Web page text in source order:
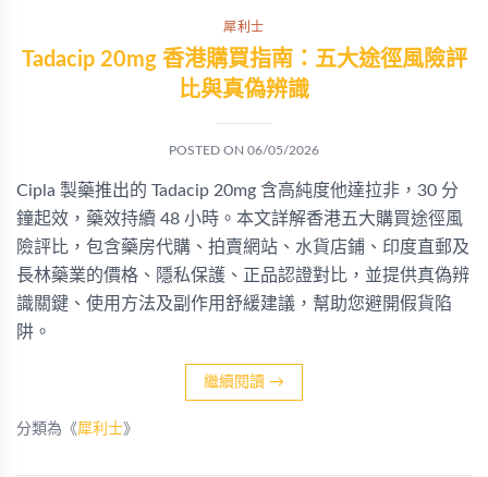
犀利士
Tadacip 20mg 香港購買指南：五大途徑風險評
比與真偽辨識
POSTED ON 06/05/2026
Cipla 製藥推出的 Tadacip 20mg 含高純度他達拉非，30 分
鐘起效，藥效持續 48 小時。本文詳解香港五大購買途徑風
險評比，包含藥房代購、拍賣網站、水貨店鋪、印度直郵及
長林藥業的價格、隱私保護、正品認證對比，並提供真偽辨
識關鍵、使用方法及副作用舒緩建議，幫助您避開假貨陷
阱。
繼續閱讀 →
分類為《犀利士》